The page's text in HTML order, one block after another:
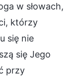
w słowach,
którzy
się nie
się Jego
przy